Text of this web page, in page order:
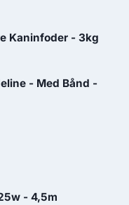
Kaninfoder - 3kg
- Med Bånd -
- 4,5m